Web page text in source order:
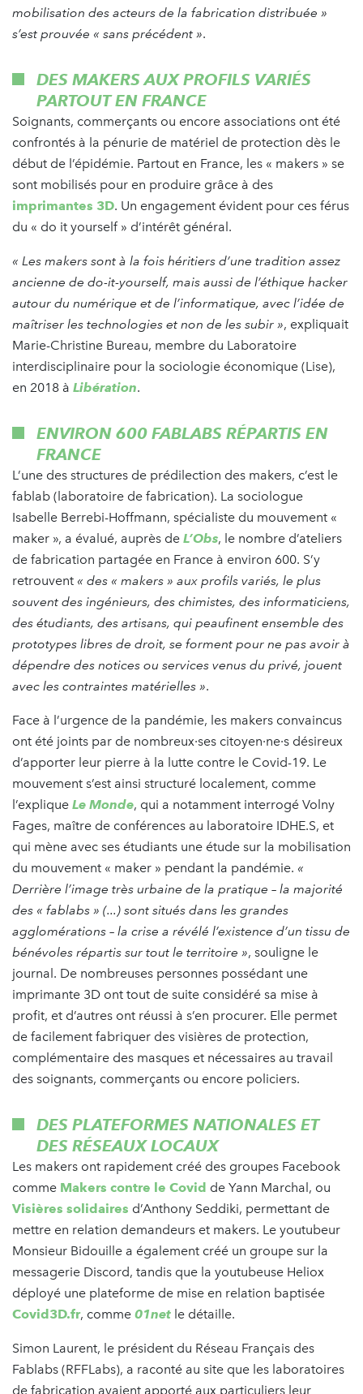
mobilisation des acteurs de la fabrication distribuée »
s’est prouvée « sans précédent ».
DES MAKERS AUX PROFILS VARIÉS
PARTOUT EN FRANCE
Soignants, commerçants ou encore associations ont été
confrontés à la pénurie de matériel de protection dès le
début de l’épidémie. Partout en France, les « makers » se
sont mobilisés pour en produire grâce à des
imprimantes 3D. Un engagement évident pour ces férus
du « do it yourself » d’intérêt général.
« Les makers sont à la fois héritiers d’une tradition assez
ancienne de do-it-yourself, mais aussi de l’éthique hacker
autour du numérique et de l’informatique, avec l’idée de
maîtriser les technologies et non de les subir », expliquait
Marie-Christine Bureau, membre du Laboratoire
interdisciplinaire pour la sociologie économique (Lise),
en 2018 à Libération.
ENVIRON 600 FABLABS RÉPARTIS EN
FRANCE
L’une des structures de prédilection des makers, c’est le
fablab (laboratoire de fabrication). La sociologue
Isabelle Berrebi-Hoffmann, spécialiste du mouvement «
maker », a évalué, auprès de L’Obs, le nombre d’ateliers
de fabrication partagée en France à environ 600. S’y
retrouvent « des « makers » aux profils variés, le plus
souvent des ingénieurs, des chimistes, des informaticiens,
des étudiants, des artisans, qui peaufinent ensemble des
prototypes libres de droit, se forment pour ne pas avoir à
dépendre des notices ou services venus du privé, jouent
avec les contraintes matérielles ».
Face à l’urgence de la pandémie, les makers convaincus
ont été joints par de nombreux·ses citoyen·ne·s désireux
d’apporter leur pierre à la lutte contre le Covid-19. Le
mouvement s’est ainsi structuré localement, comme
l’explique Le Monde, qui a notamment interrogé Volny
Fages, maître de conférences au laboratoire IDHE.S, et
qui mène avec ses étudiants une étude sur la mobilisation
du mouvement « maker » pendant la pandémie. «
Derrière l’image très urbaine de la pratique – la majorité
des « fablabs » (...) sont situés dans les grandes
agglomérations – la crise a révélé l’existence d’un tissu de
bénévoles répartis sur tout le territoire », souligne le
journal. De nombreuses personnes possédant une
imprimante 3D ont tout de suite considéré sa mise à
profit, et d’autres ont réussi à s’en procurer. Elle permet
de facilement fabriquer des visières de protection,
complémentaire des masques et nécessaires au travail
des soignants, commerçants ou encore policiers.
DES PLATEFORMES NATIONALES ET
DES RÉSEAUX LOCAUX
Les makers ont rapidement créé des groupes Facebook
comme Makers contre le Covid de Yann Marchal, ou
Visières solidaires d’Anthony Seddiki, permettant de
mettre en relation demandeurs et makers. Le youtubeur
Monsieur Bidouille a également créé un groupe sur la
messagerie Discord, tandis que la youtubeuse Heliox
déployé une plateforme de mise en relation baptisée
Covid3D.fr, comme 01net le détaille.
Simon Laurent, le président du Réseau Français des
Fablabs (RFFLabs), a raconté au site que les laboratoires
de fabrication avaient apporté aux particuliers leur